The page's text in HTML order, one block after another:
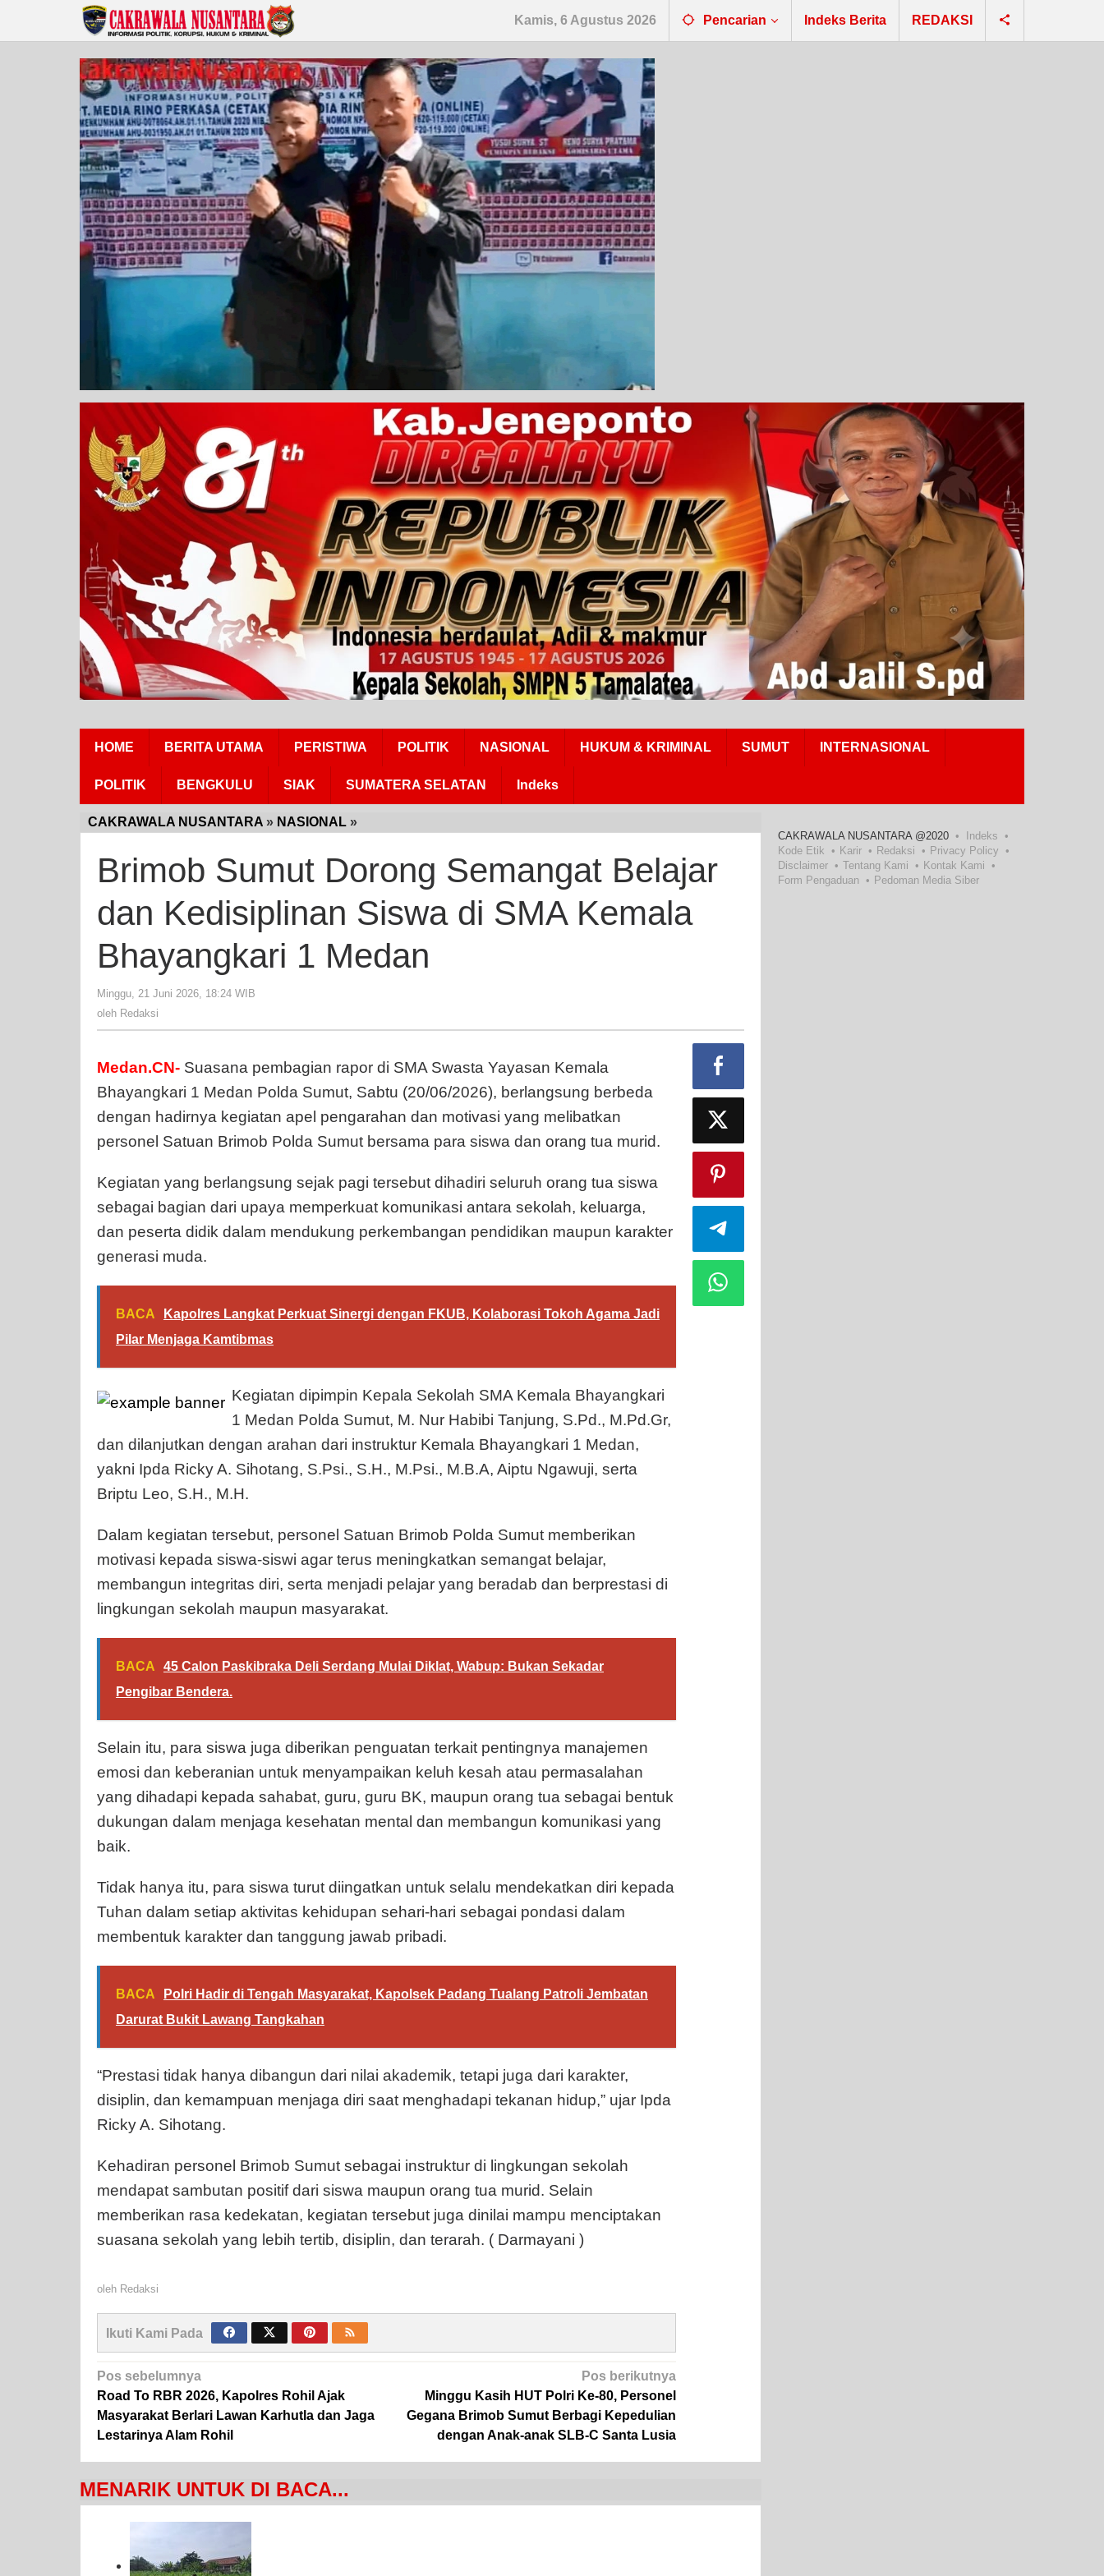
Kamis, 6 Agustus 2026 Pencarian Indeks Berita REDAKSI
HOME BERITA UTAMA PERISTIWA POLITIK NASIONAL HUKUM & KRIMINAL SUMUT INTERNASIONAL
POLITIK BENGKULU SIAK SUMATERA SELATAN Indeks
CAKRAWALA NUSANTARA » NASIONAL »
Dorong
Semangat
Belajar
dan
Kedisiplinan
Siswa
Brimob Sumut Dorong Semangat Belajar
dan Kedisiplinan Siswa di SMA Kemala
Bhayangkari 1 Medan
Minggu, 21 Juni 2026, 18:24 WIB
oleh Redaksi
Medan.CN- Suasana pembagian rapor di SMA Swasta Yayasan Kemala
Bhayangkari 1 Medan Polda Sumut, Sabtu (20/06/2026), berlangsung berbeda
dengan hadirnya kegiatan apel pengarahan dan motivasi yang melibatkan
personel Satuan Brimob Polda Sumut bersama para siswa dan orang tua murid.
Kegiatan yang berlangsung sejak pagi tersebut dihadiri seluruh orang tua siswa
sebagai bagian dari upaya memperkuat komunikasi antara sekolah, keluarga,
dan peserta didik dalam mendukung perkembangan pendidikan maupun karakter
generasi muda.
BACA
Kapolres Langkat Perkuat Sinergi dengan FKUB, Kolaborasi Tokoh Agama Jadi
Pilar Menjaga Kamtibmas
Kegiatan dipimpin Kepala Sekolah SMA Kemala Bhayangkari
1 Medan Polda Sumut, M. Nur Habibi Tanjung, S.Pd., M.Pd.Gr,
dan dilanjutkan dengan arahan dari instruktur Kemala Bhayangkari 1 Medan,
yakni Ipda Ricky A. Sihotang, S.Psi., S.H., M.Psi., M.B.A, Aiptu Ngawuji, serta
Briptu Leo, S.H., M.H.
Dalam kegiatan tersebut, personel Satuan Brimob Polda Sumut memberikan
motivasi kepada siswa-siswi agar terus meningkatkan semangat belajar,
membangun integritas diri, serta menjadi pelajar yang beradab dan berprestasi di
lingkungan sekolah maupun masyarakat.
BACA
45 Calon Paskibraka Deli Serdang Mulai Diklat, Wabup: Bukan Sekadar
Pengibar Bendera.
Selain itu, para siswa juga diberikan penguatan terkait pentingnya manajemen
emosi dan keberanian untuk menyampaikan keluh kesah atau permasalahan
yang dihadapi kepada sahabat, guru, guru BK, maupun orang tua sebagai bentuk
dukungan dalam menjaga kesehatan mental dan membangun komunikasi yang
baik.
Tidak hanya itu, para siswa turut diingatkan untuk selalu mendekatkan diri kepada
Tuhan dalam setiap aktivitas kehidupan sehari-hari sebagai pondasi dalam
membentuk karakter dan tanggung jawab pribadi.
BACA
Polri Hadir di Tengah Masyarakat, Kapolsek Padang Tualang Patroli Jembatan
Darurat Bukit Lawang Tangkahan
“Prestasi tidak hanya dibangun dari nilai akademik, tetapi juga dari karakter,
disiplin, dan kemampuan menjaga diri saat menghadapi tekanan hidup,” ujar Ipda
Ricky A. Sihotang.
Kehadiran personel Brimob Sumut sebagai instruktur di lingkungan sekolah
mendapat sambutan positif dari siswa maupun orang tua murid. Selain
memberikan rasa kedekatan, kegiatan tersebut juga dinilai mampu menciptakan
suasana sekolah yang lebih tertib, disiplin, dan terarah. ( Darmayani )
oleh Redaksi
Ikuti Kami Pada
Navigasi
pos
Pos sebelumnya
Road To RBR 2026, Kapolres Rohil Ajak
Masyarakat Berlari Lawan Karhutla dan Jaga
Lestarinya Alam Rohil
Pos berikutnya
Minggu Kasih HUT Polri Ke-80, Personel
Gegana Brimob Sumut Berbagi Kepedulian
dengan Anak-anak SLB-C Santa Lusia
MENARIK UNTUK DI BACA...
CAKRAWALA NUSANTARA @2020
Indeks
Kode Etik
Karir Redaksi
Privacy Policy
Disclaimer
Tentang Kami
Kontak Kami
Form Pengaduan
Pedoman Media Siber